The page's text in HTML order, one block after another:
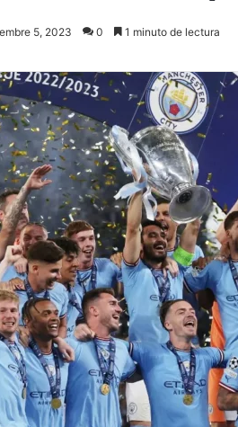
5, 2023 0 1 minuto de lectura